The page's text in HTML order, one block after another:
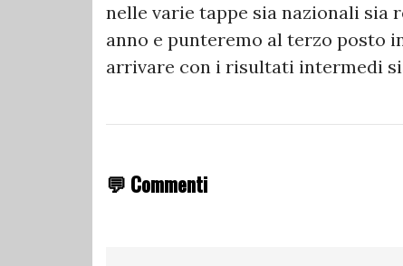
nelle varie tappe sia nazionali
anno e punteremo al terzo posto
arrivare con i risultati intermedi
💬 Commenti